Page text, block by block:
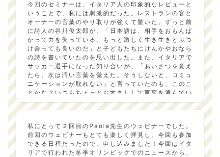
今回のセミナーは、イタリア人の印象的なレビューと
いうことで、私には刺激的だった。レストランの客と
オーナーの言葉のやり取りが強くて驚いた。ずっと前
に詩人の谷川俊太郎が、「日本語は、相手をおもんば
かって力を失っている、もっと激しく生き生きとぶつ
け合っても良いのだ」と子どもたちにけんかやおなら
の詩を書いていたのを思い出した。また、イタリアで
サッカー選手になった知り合いが、「あいさつを覚え
たら、次は汚い言葉を覚えた。そうしないと、コミュ
ニケーションが取れない」と言っていたのも、このこ
とかな？いつもちょっとおすましして言葉を選んでい
る自分を振り返る機会になった。こういう気づきが、
語学を続けることの良さだと思う。
- Vol.10
私にとって２回目のPaola先生のウェビナーでした。
前回のウェビナーもとても楽しく拝見し、今回も参加
できる日程だったので、申し込みました！今回はイタ
リアで行われた冬季オリンピックでのニュースから、